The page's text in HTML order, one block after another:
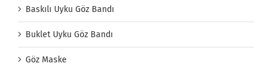
Baskılı Uyku Göz Bandı
Buklet Uyku Göz Bandı
Göz Maske